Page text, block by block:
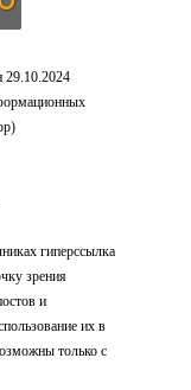
гиперссылка
зрения
и
их в
только с